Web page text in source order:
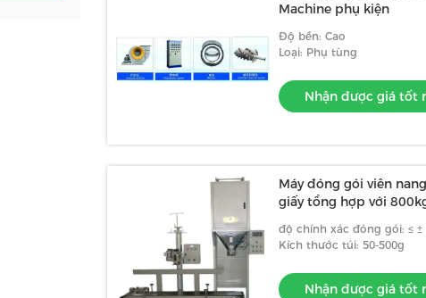
Machine phụ kiện
Độ bền: Cao
Loại: Phụ tùng
Nhận được giá tốt
Máy đóng gói viên
giấy tổng hợp với
độ chính xác đóng gói: ≤ ±
Kích thước túi: 50-500g
Nhận được giá tốt